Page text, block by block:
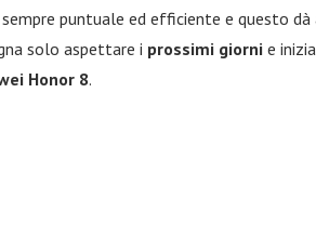
puntuale ed efficiente e questo
solo aspettare i prossimi giorni e
Honor 8.